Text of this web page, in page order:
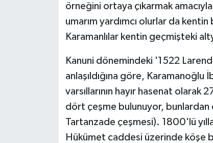
örneğini ortaya çıkarmak
umarım yardımcı olurlar da
Karamanlılar kentin geçmişteki
Kanuni dönemindeki '1522
anlaşıldığına göre, Karamanoğlu
varsıllarının hayır hasenat
dört çeşme bulunuyor,
Tartanzade çeşmesi). 1800'lü
Hükümet caddesi üzerinde köşe